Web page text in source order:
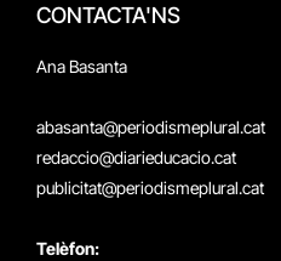
CONTACTA'NS
Ana Basanta
abasanta@periodismeplural.cat
redaccio@diarieducacio.cat
publicitat@periodismeplural.cat
Telèfon: